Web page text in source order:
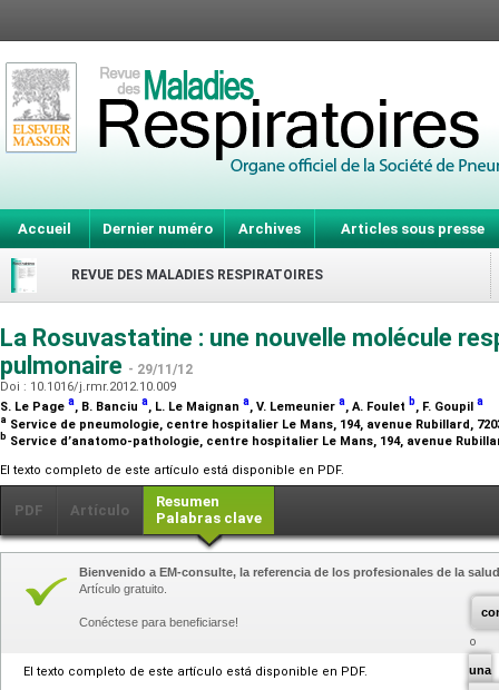
Accueil Dernier numéro Archives Articles sous presse
REVUE DES MALADIES RESPIRATOIRES
La Rosuvastatine : une nouvelle molécule
pulmonaire - 29/11/12
Doi : 10.1016/j.rmr.2012.10.009
S. Le Page a, B. Banciu a, L. Le Maignan a, V. Lemeunier a, A. Foulet b, F. Goupil a
a Service de pneumologie, centre hospitalier Le Mans, 194, avenue Rubillard,
b Service d’anatomo-pathologie, centre hospitalier Le Mans, 194, avenue
El texto completo de este artículo está disponible en PDF.
PDF Artículo
Resumen
Palabras clave
una
Bienvenido a EM-consulte, la referencia de los profesionales de la
Artículo gratuito.
Conéctese para beneficiarse!
El texto completo de este artículo está disponible en PDF.